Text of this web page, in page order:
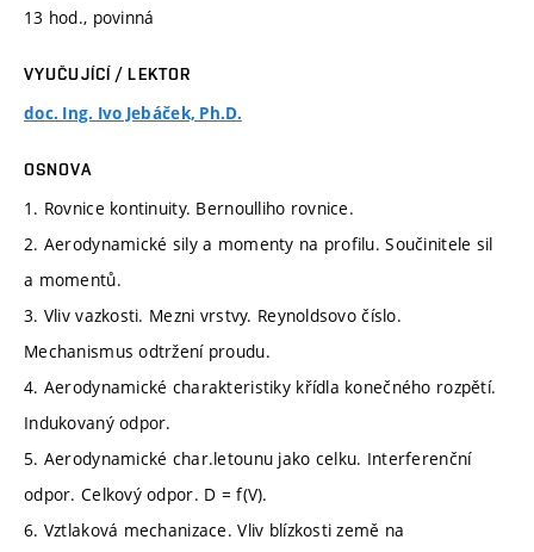
13 hod., povinná
VYUČUJÍCÍ / LEKTOR
doc. Ing. Ivo Jebáček, Ph.D.
OSNOVA
1. Rovnice kontinuity. Bernoulliho rovnice.
2. Aerodynamické sily a momenty na profilu. Součinitele sil
a momentů.
3. Vliv vazkosti. Mezni vrstvy. Reynoldsovo číslo.
Mechanismus odtržení proudu.
4. Aerodynamické charakteristiky křídla konečného rozpětí.
Indukovaný odpor.
5. Aerodynamické char.letounu jako celku. Interferenční
odpor. Celkový odpor. D = f(V).
6. Vztlaková mechanizace. Vliv blízkosti země na